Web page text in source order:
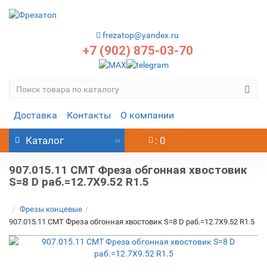
frezatop@yandex.ru
+7 (902) 875-03-70
Доставка Контакты О компании
Каталог : 0
907.015.11 CMT Фреза обгонная хвостовик
S=8 D раб.=12.7X9.52 R1.5
Фрезы концевые
907.015.11 CMT Фреза обгонная хвостовик S=8 D раб.=12.7X9.52 R1.5